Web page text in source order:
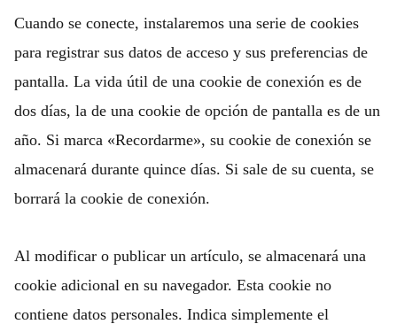
Cuando se conecte, instalaremos una serie de cookies
para registrar sus datos de acceso y sus preferencias de
pantalla. La vida útil de una cookie de conexión es de
dos días, la de una cookie de opción de pantalla es de un
año. Si marca «Recordarme», su cookie de conexión se
almacenará durante quince días. Si sale de su cuenta, se
borrará la cookie de conexión.
Al modificar o publicar un artículo, se almacenará una
cookie adicional en su navegador. Esta cookie no
contiene datos personales. Indica simplemente el